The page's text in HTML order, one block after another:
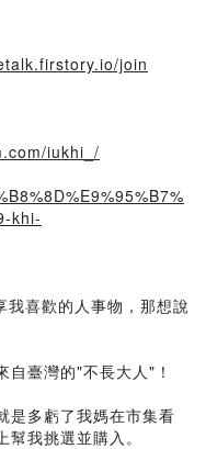
join
iukhi_/
khi-
喜歡的人事物，那想說
臺灣的"不長大人"！
是多虧了我媽在市集看
我挑選並購入。